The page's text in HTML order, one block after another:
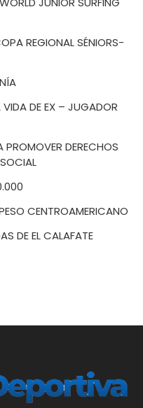
REGIONAL SÉNIORS-
DE EX – JUGADOR
PROMOVER DERECHOS
CENTROAMERICANO
DE EL CALAFATE